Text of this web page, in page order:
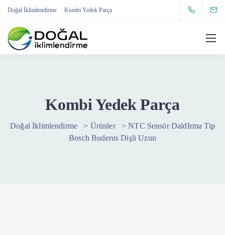
Doğal İklimlendirme Kombi Yedek Parça
Kombi Yedek Parça
Doğal İklimlendirme > Ürünler >NTC Sensör DaldIrma Tip
Bosch Buderus Dişli Uzun